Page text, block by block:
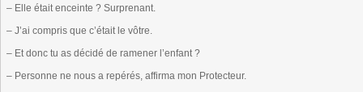
– Elle était enceinte ? Surprenant.
– J’ai compris que c’était le vôtre.
– Et donc tu as décidé de ramener l’enfant ?
– Personne ne nous a repérés, affirma mon Protecteur.